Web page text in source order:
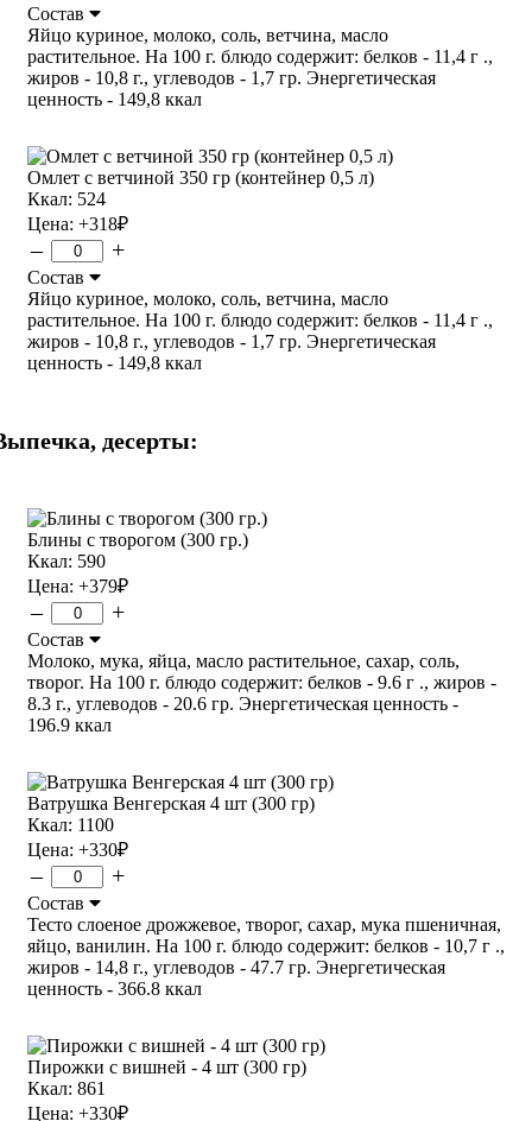
Состав
Яйцо куриное, молоко, соль, ветчина, масло
растительное. На 100 г. блюдо содержит: белков - 11,4 г .,
жиров - 10,8 г., углеводов - 1,7 гр. Энергетическая
ценность - 149,8 ккал
Омлет с ветчиной 350 гр (контейнер 0,5 л)
Ккал: 524
Цена: +318₽
– +
Состав
Яйцо куриное, молоко, соль, ветчина, масло
растительное. На 100 г. блюдо содержит: белков - 11,4 г .,
жиров - 10,8 г., углеводов - 1,7 гр. Энергетическая
ценность - 149,8 ккал
десерты:
Блины с творогом (300 гр.)
Ккал: 590
Цена: +379₽
– +
Состав
Молоко, мука, яйца, масло растительное, сахар, соль,
творог. На 100 г. блюдо содержит: белков - 9.6 г ., жиров -
8.3 г., углеводов - 20.6 гр. Энергетическая ценность -
196.9 ккал
Ватрушка Венгерская 4 шт (300 гр)
Ккал: 1100
Цена: +330₽
– +
Состав
Тесто слоеное дрожжевое, творог, сахар, мука пшеничная,
яйцо, ванилин. На 100 г. блюдо содержит: белков - 10,7 г .,
жиров - 14,8 г., углеводов - 47.7 гр. Энергетическая
ценность - 366.8 ккал
Пирожки с вишней - 4 шт (300 гр)
Ккал: 861
Цена: +330₽